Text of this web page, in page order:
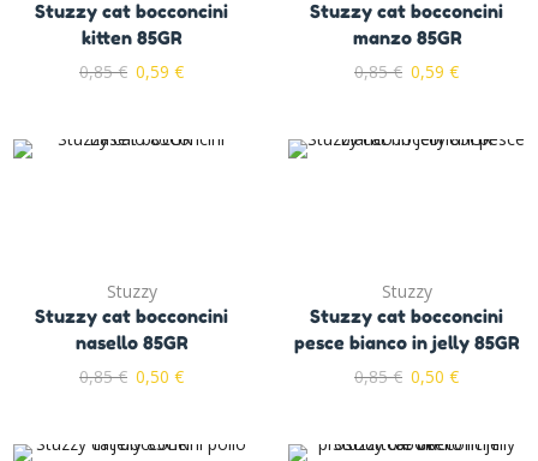
Stuzzy cat bocconcini
kitten 85GR
0,85€ 0,59 €
Stuzzy cat bocconcini
manzo 85GR
0,85€ 0,59 €
Stuzzy
Stuzzy cat bocconcini
nasello 85GR
0,85€ 0,50 €
Stuzzy
Stuzzy cat bocconcini
pesce bianco in jelly 85GR
0,85€ 0,50 €